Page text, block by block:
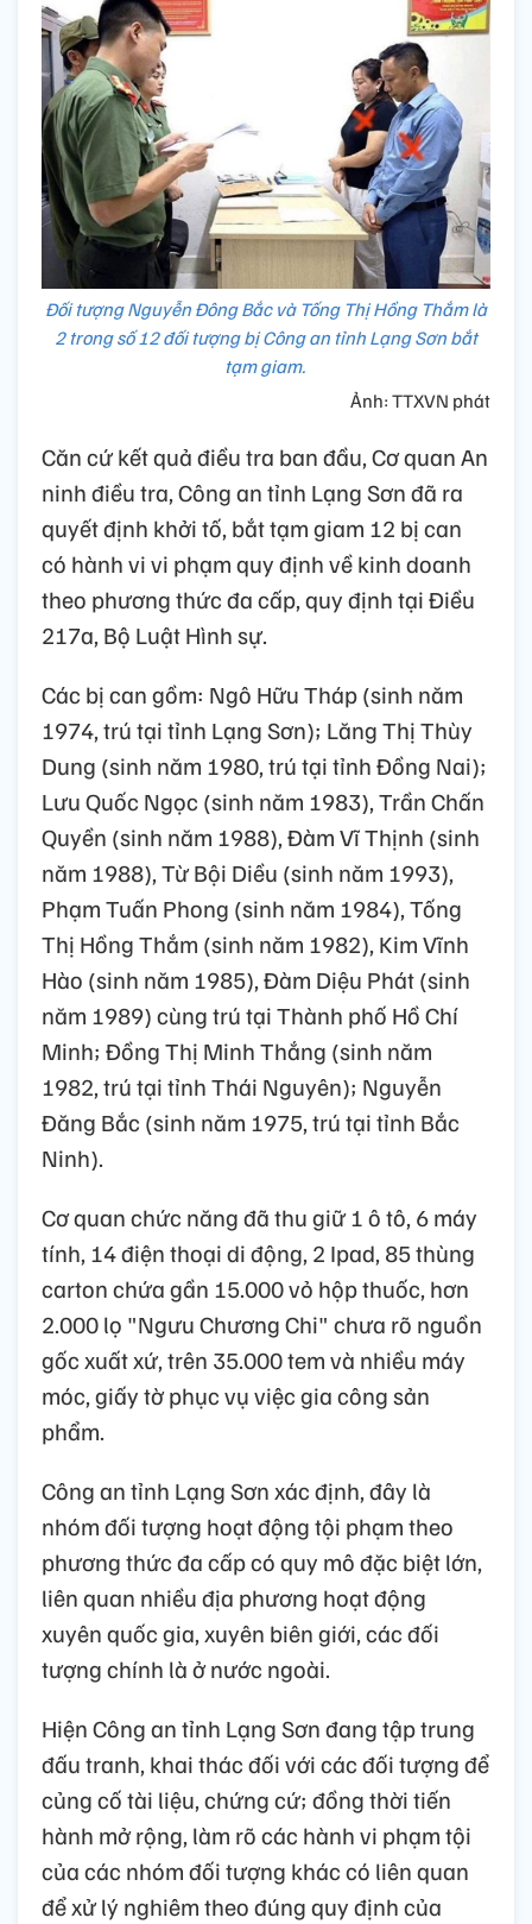
Đối tượng Nguyễn Đông Bắc và Tống Thị Hồng Thắm là
2 trong số 12 đối tượng bị Công an tỉnh Lạng Sơn bắt
tạm giam.
Ảnh: TTXVN phát
Căn cứ kết quả điều tra ban đầu, Cơ quan An
ninh điều tra, Công an tỉnh Lạng Sơn đã ra
quyết định khởi tố, bắt tạm giam 12 bị can
có hành vi vi phạm quy định về kinh doanh
theo phương thức đa cấp, quy định tại Điều
217a, Bộ Luật Hình sự.
Các bị can gồm: Ngô Hữu Tháp (sinh năm
1974, trú tại tỉnh Lạng Sơn); Lăng Thị Thùy
Dung (sinh năm 1980, trú tại tỉnh Đồng Nai);
Lưu Quốc Ngọc (sinh năm 1983), Trần Chấn
Quyền (sinh năm 1988), Đàm Vĩ Thịnh (sinh
năm 1988), Từ Bội Diều (sinh năm 1993),
Phạm Tuấn Phong (sinh năm 1984), Tống
Thị Hồng Thắm (sinh năm 1982), Kim Vĩnh
Hào (sinh năm 1985), Đàm Diệu Phát (sinh
năm 1989) cùng trú tại Thành phố Hồ Chí
Minh; Đồng Thị Minh Thắng (sinh năm
1982, trú tại tỉnh Thái Nguyên); Nguyễn
Đăng Bắc (sinh năm 1975, trú tại tỉnh Bắc
Ninh).
Cơ quan chức năng đã thu giữ 1 ô tô, 6 máy
tính, 14 điện thoại di động, 2 Ipad, 85 thùng
carton chứa gần 15.000 vỏ hộp thuốc, hơn
2.000 lọ "Ngưu Chương Chi" chưa rõ nguồn
gốc xuất xứ, trên 35.000 tem và nhiều máy
móc, giấy tờ phục vụ việc gia công sản
phẩm.
Công an tỉnh Lạng Sơn xác định, đây là
nhóm đối tượng hoạt động tội phạm theo
phương thức đa cấp có quy mô đặc biệt lớn,
liên quan nhiều địa phương hoạt động
xuyên quốc gia, xuyên biên giới, các đối
tượng chính là ở nước ngoài.
Hiện Công an tỉnh Lạng Sơn đang tập trung
đấu tranh, khai thác đối với các đối tượng để
củng cố tài liệu, chứng cứ; đồng thời tiến
hành mở rộng, làm rõ các hành vi phạm tội
của các nhóm đối tượng khác có liên quan
để xử lý nghiêm theo đúng quy định của